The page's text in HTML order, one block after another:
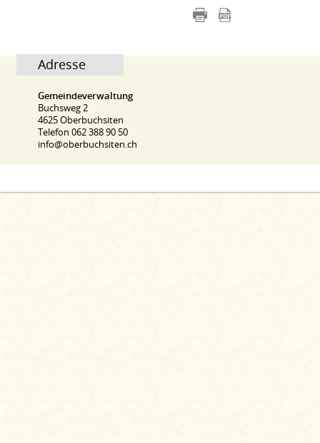
Adresse
Gemeindeverwaltung
Buchsweg 2
4625 Oberbuchsiten
Telefon 062 388 90 50
info@oberbuchsiten.ch